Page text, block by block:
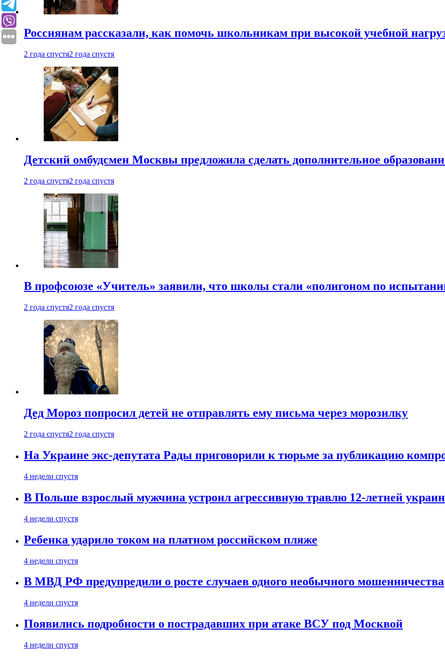
Россиянам рассказали, как помочь школьникам при высокой учебной
2 года спустя2 года спустя
Детский омбудсмен Москвы предложила сделать дополнительное
2 года спустя2 года спустя
В профсоюзе «Учитель» заявили, что школы стали «полигоном по
2 года спустя2 года спустя
Дед Мороз попросил детей не отправлять ему письма через морозилку
2 года спустя2 года спустя
На Украине экс-депутата Рады приговорили к тюрьме за публикацию
4 недели спустя
В Польше взрослый мужчина устроил агрессивную травлю 12-летней
4 недели спустя
Ребенка ударило током на платном российском пляже
4 недели спустя
В МВД РФ предупредили о росте случаев одного необычного мошенничества
4 недели спустя
Появились подробности о пострадавших при атаке ВСУ под Москвой
4 недели спустя